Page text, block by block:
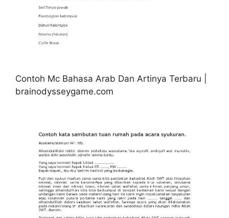
Contoh Mc Bahasa Arab Dan Artinya Terbaru |
brainodysseygame.com